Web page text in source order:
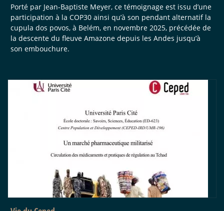
Porté par Jean-Baptiste Meyer, ce témoignage est issu d’une
participation à la COP30 ainsi qu’à son pendant alternatif la
cupula dos povos, à Belém, en novembre 2025, précédée de
la descente du fleuve Amazone depuis les Andes jusqu’à
son embouchure.